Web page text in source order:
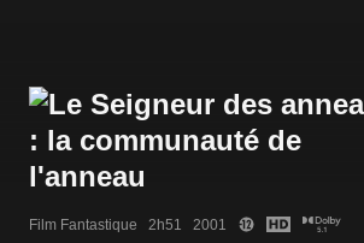
Film Fantastique   2h51   2001